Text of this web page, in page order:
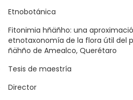
Etnobotánica
Fitonimia hñäñho: una
etnotaxonomía de la flora útil del
ñähño de Amealco, Querétaro
Tesis de maestría
Director